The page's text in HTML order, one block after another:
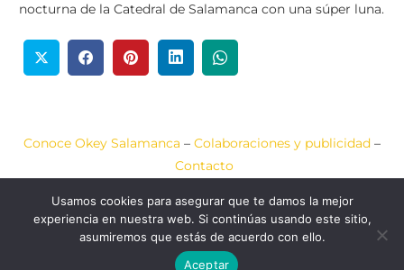
nocturna de la Catedral de Salamanca con una súper luna.
Conoce Okey Salamanca – Colaboraciones y publicidad –
Contacto
Aviso Legal –Política de Cookies–Política de Privacidad
2020-2026 © Okey
Web diseñada por
COMUNICACIÓN
Usamos cookies para asegurar que te damos la mejor
experiencia en nuestra web. Si continúas usando este sitio,
asumiremos que estás de acuerdo con ello.
Aceptar